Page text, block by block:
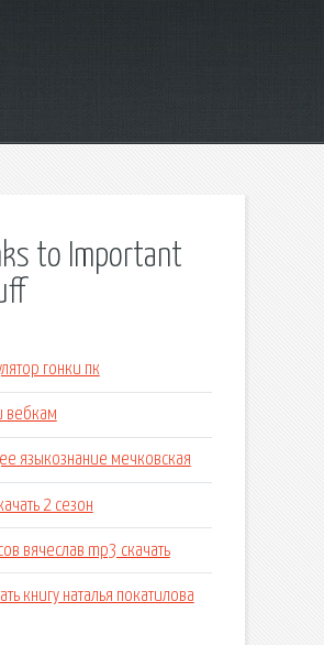
to Important
гонки пк
вебкам
языкознание мечковская
2 сезон
вячеслав mp3 скачать
книгу наталья покатилова